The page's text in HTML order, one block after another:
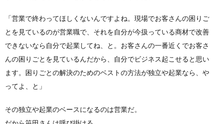
「営業で終わってほしくないんですよね。現場でお客さんの困りご
とを見ているのが営業職で、それを自分が今扱っている商材で改善
できないなら自分で起業してね、と。お客さんの一番近くでお客さ
んの困りごとを見ているんだから、自分でビジネス起こせると思い
ます。困りごとの解決のためのベストの方法が独立や起業なら、や
ってよ、と」
その独立や起業のベースになるのは営業だ。